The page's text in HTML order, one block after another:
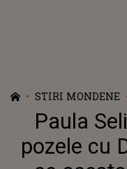
STIRI MONDENE
Paula
pozele cu